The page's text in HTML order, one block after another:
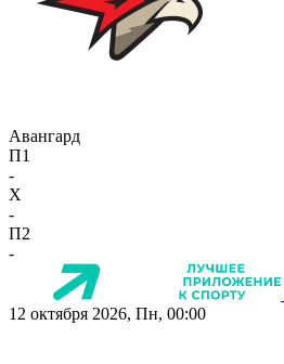
Авангард
П1
-
X
-
П2
-
12 октября 2026, Пн, 00:00